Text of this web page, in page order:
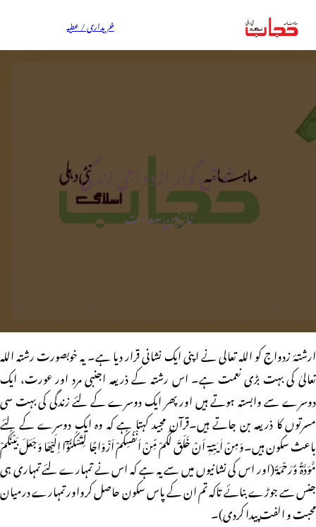
خریداری / عطیہ
خوش گوار ازدواجی زندگی
نازنین سعادت
ارشتۂ زدواج کو اللہ تعالی نے اپنی ایک نشانی قرار دیا ہے۔ یہ خوبصورت رشتہ اللہ
تعالیٰ کی بہت بڑی نعمت ہے۔ اس رشتہ کے ذریعہ اجنبی مرد اور عورت، ایک
دوسرے سے وابستہ ہوتے ہیں اور پھر ایک دوسرے کے لئے زندگی کی بہت سی
مسرتوں کا ذریعہ بن جاتے ہیں۔قرآن مجید کہتا ہے کہ وہ ایک دوسرے کے لئے
باعث سکون ہیں۔وَمِنْ اٰیٰتِہٖٓ اَنْ خَلَقَ لَکُمْ مِّنْ اَنْفُسِکُمْ اَزْوَاجًا لِّتَسْکُنُوْٓا اِلَیْھَا وَجَعَلَ بَیْنَکُمْ
مَّوَدَّۃً وَّرَحْمَۃً (اور اس کی نشانیوں میں سے یہ ہے کہ اس نے تمہارے لئے تمہاری ہی
جنس سے جوڑے بنائے تاکہ تم ان کے پاس سکون حاصل کرواور تمہارے درمیان
محبت و الفت پیدا کردی)۔